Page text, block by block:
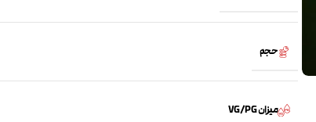
حجم
میزان VG/PG